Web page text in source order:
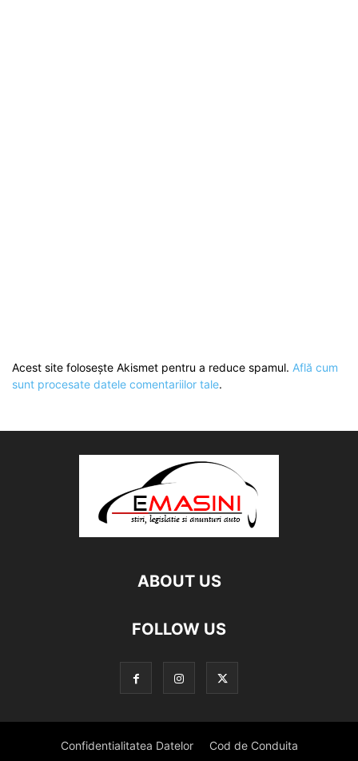
Acest site folosește Akismet pentru a reduce spamul. Află cum
sunt procesate datele comentariilor tale.
ABOUT US
FOLLOW US
Confidentialitatea Datelor Cod de Conduita